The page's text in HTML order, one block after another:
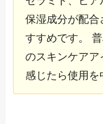
保湿成分が配
すすめです。
のスキンケアア
感じたら使用を